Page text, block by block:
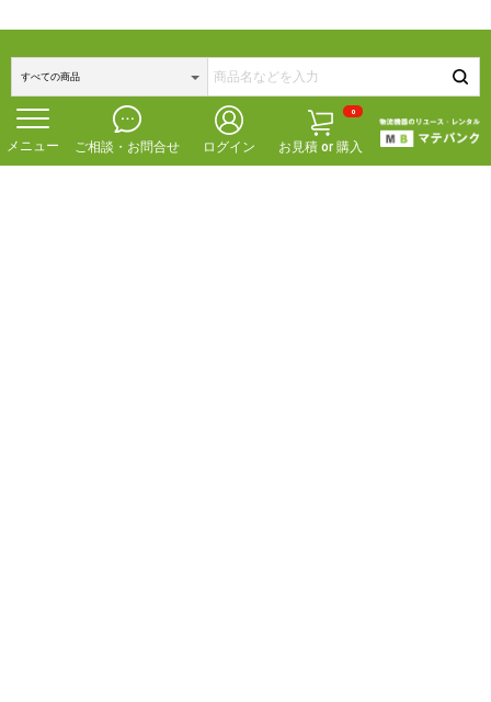
ご相談・お問合せ ログイン お見積 or 購入
0